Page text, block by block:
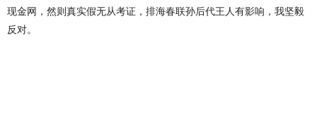
现金网，然则真实假无从考证，排海春联孙后代王人有影响，我坚毅
反对。